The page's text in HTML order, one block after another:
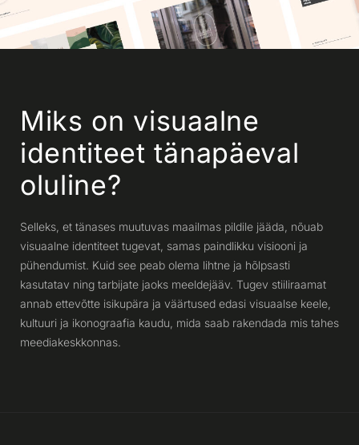
Miks on visuaalne
identiteet tänapäeval
oluline?
Selleks, et tänases muutuvas maailmas pildile jääda, nõuab
visuaalne identiteet tugevat, samas paindlikku visiooni ja
pühendumist. Kuid see peab olema lihtne ja hõlpsasti
kasutatav ning tarbijate jaoks meeldejääv. Tugev stiiliraamat
annab ettevõtte isikupära ja väärtused edasi visuaalse keele,
kultuuri ja ikonograafia kaudu, mida saab rakendada mis tahes
meediakeskkonnas.